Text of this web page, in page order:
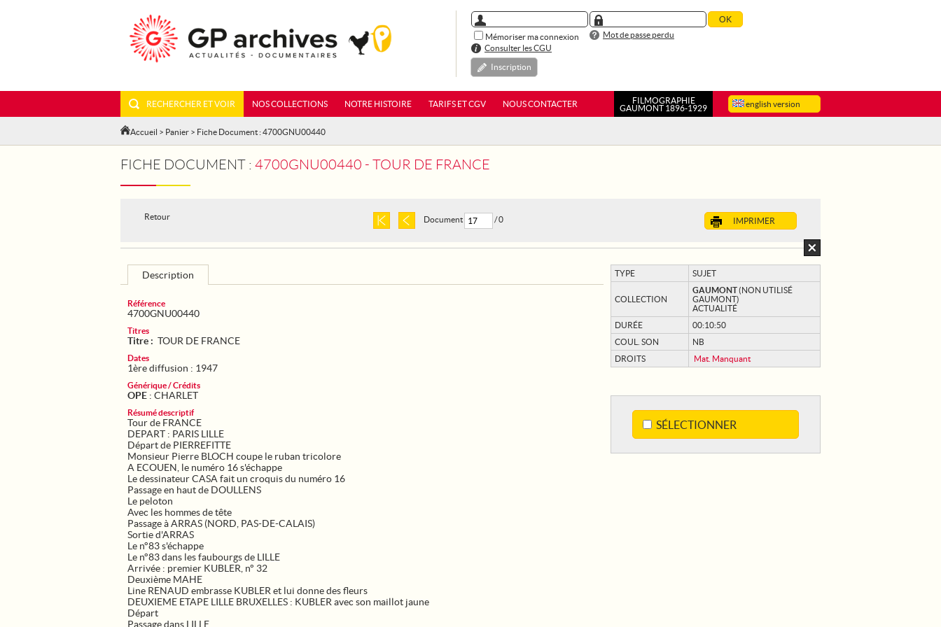
Mémoriser ma connexion
Mot de passe perdu
Consulter les CGU
Inscription
english version
RECHERCHER ET VOIR NOS COLLECTIONS NOTRE HISTOIRE TARIFS ET CGV NOUS CONTACTER
FILMOGRAPHIE
GAUMONT 1896-1929
Accueil > Panier > Fiche Document : 4700GNU00440
FICHE DOCUMENT : 4700GNU00440 - TOUR DE FRANCE
Retour IMPRIMER
Document / 0
TYPE SUJET
COLLECTION
GAUMONT(NON UTILISÉ
GAUMONT)
ACTUALITÉ
DURÉE
00:10:50
COUL. SON
NB
DROITS
Mat. Manquant
SÉLECTIONNER
Description
Référence
4700GNU00440
Titres
Titre : TOUR DE FRANCE
Dates
1ère diffusion : 1947
Générique / Crédits
OPE : CHARLET
Résumé descriptif
Tour de FRANCE
DEPART : PARIS LILLE
Départ de PIERREFITTE
Monsieur Pierre BLOCH coupe le ruban tricolore
A ECOUEN, le numéro 16 s'échappe
Le dessinateur CASA fait un croquis du numéro 16
Passage en haut de DOULLENS
Le peloton
Avec les hommes de tête
Passage à ARRAS (NORD, PAS-DE-CALAIS)
Sortie d'ARRAS
Le n°83 s'échappe
Le n°83 dans les faubourgs de LILLE
Arrivée : premier KUBLER, n° 32
Deuxième MAHE
Line RENAUD embrasse KUBLER et lui donne des fleurs
DEUXIEME ETAPE LILLE BRUXELLES : KUBLER avec son maillot jaune
Départ
Passage dans LILLE